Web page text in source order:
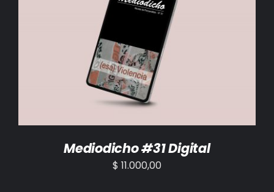
AÑADIR AL CARRITO /
Mediodicho #31 Digital
$ 11.000,00